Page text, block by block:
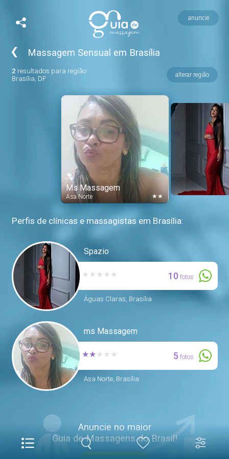
anuncie
❮ Massagem Sensual em Brasília
2 resultados para região
Brasília, DF
alterar região
Ms Massagem
Asa Norte ★★
Perfis de clínicas e massagistas em Brasília:
Spazio
★ ★ ★ ★ ★ 10 fotos
Águas Claras, Brasília
ms Massagem
★★★ ★ ★ 5 fotos
Asa Norte, Brasília
Anuncie no maior
Guia de Massagens do Brasil!